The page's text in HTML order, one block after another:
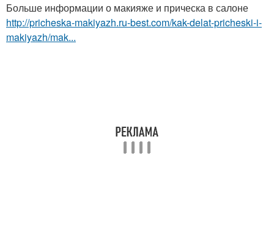
Больше информации о макияже и прическа в салоне
http://pricheska-makiyazh.ru-best.com/kak-delat-pricheski-i-
makiyazh/mak...